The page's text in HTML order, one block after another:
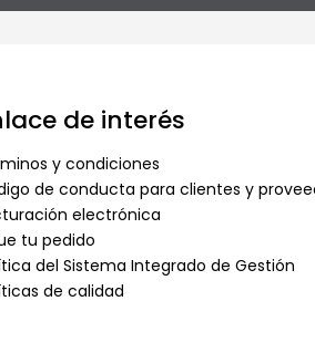
de interés
y condiciones
de conducta para clientes y
electrónica
tu pedido
del Sistema Integrado de Gestión
de calidad